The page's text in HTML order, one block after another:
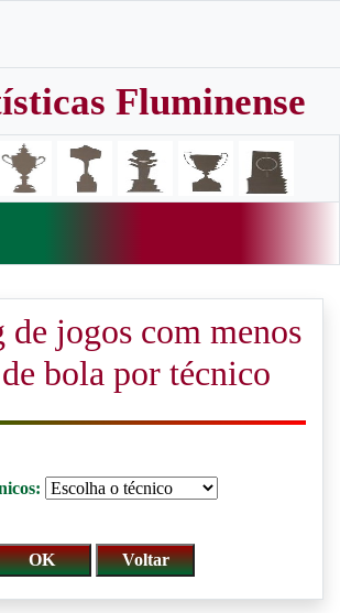
Fluminense
de jogos com menos
bola por técnico